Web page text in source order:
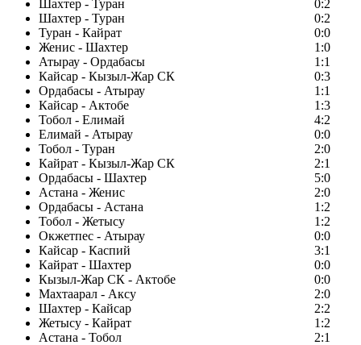
Шахтер - Туран
0:2
Шахтер - Туран
0:2
Туран - Кайрат
0:0
Женис - Шахтер
1:0
Атырау - Ордабасы
1:1
Кайсар - Кызыл-Жар СК
0:3
Ордабасы - Атырау
1:1
Кайсар - Актобе
1:3
Тобол - Елимай
4:2
Елимай - Атырау
0:0
Тобол - Туран
2:0
Кайрат - Кызыл-Жар СК
2:1
Ордабасы - Шахтер
5:0
Астана - Женис
2:0
Ордабасы - Астана
1:2
Тобол - Жетысу
1:2
Окжетпес - Атырау
0:0
Кайсар - Каспий
3:1
Кайрат - Шахтер
0:0
Кызыл-Жар СК - Актобе
0:0
Махтаарал - Аксу
2:0
Шахтер - Кайсар
2:2
Жетысу - Кайрат
1:2
Астана - Тобол
2:1